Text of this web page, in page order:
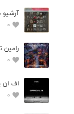
آرشیو
0
0
اف ان
0